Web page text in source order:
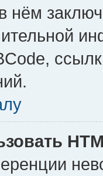
нём